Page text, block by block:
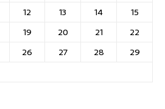
12 13 14
15
19 20 21
22
26 27 28
29